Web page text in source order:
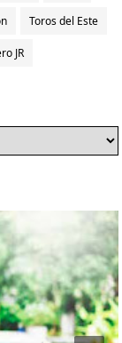
Toros del Este
JR